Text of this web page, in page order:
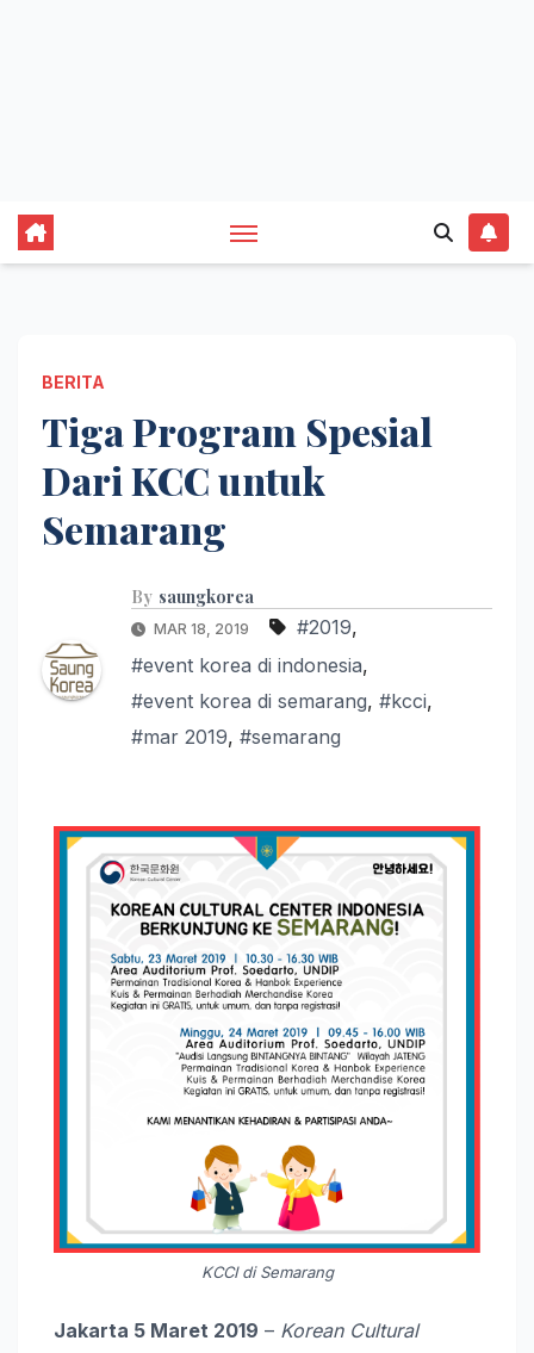
BERITA
Tiga Program Spesial
Dari KCC untuk
Semarang
By saungkorea
MAR 18, 2019 #2019,
#event korea di indonesia,
#event korea di semarang, #kcci,
#mar 2019, #semarang
KCCI di Semarang
Jakarta 5 Maret 2019 – Korean Cultural